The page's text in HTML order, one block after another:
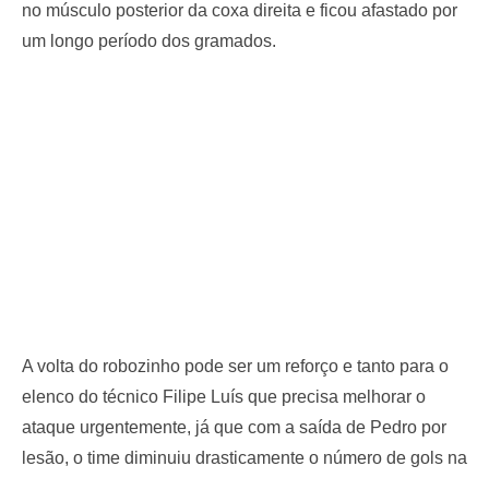
no músculo posterior da coxa direita e ficou afastado por
um longo período dos gramados.
A volta do robozinho pode ser um reforço e tanto para o
elenco do técnico Filipe Luís que precisa melhorar o
ataque urgentemente, já que com a saída de Pedro por
lesão, o time diminuiu drasticamente o número de gols na